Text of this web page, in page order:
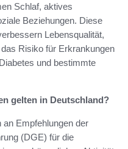
Schlaf, aktives
Beziehungen. Diese
Lebensqualität,
Risiko für Erkrankungen
und bestimmte
gelten in Deutschland?
Empfehlungen der
(DGE) für die